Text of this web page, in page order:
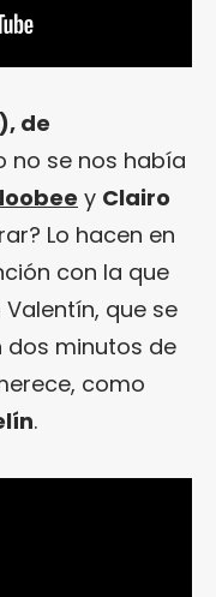
de
no se nos había
y Clairo
Lo hacen en
con la que
que se
dos minutos de
como
.